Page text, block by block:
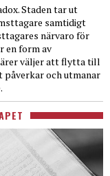
Staden tar ut
samtidigt
närvaro för
en form av
väljer att flytta till
och utmanar